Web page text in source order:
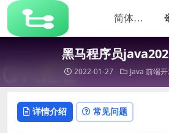
黑马程序员
2022-01-27 Java 前端
详情介绍 常见问题